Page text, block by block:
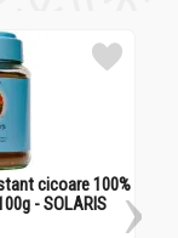
ale
„insulina
16 cu actiune
ca eficienta
dovedita
cicoare 100%
- SOLARIS